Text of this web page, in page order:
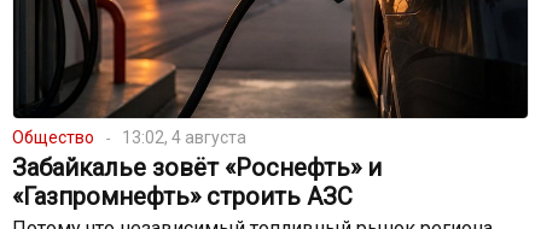
Общество 13:02, 4 августа
Забайкалье зовёт «Роснефть» и
«Газпромнефть» строить АЗС